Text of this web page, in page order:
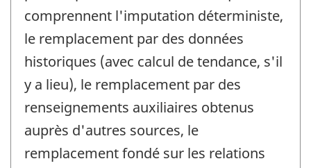
comprennent l'imputation déterministe,
le remplacement par des données
historiques (avec calcul de tendance, s'il
y a lieu), le remplacement par des
renseignements auxiliaires obtenus
auprès d'autres sources, le
remplacement fondé sur les relations